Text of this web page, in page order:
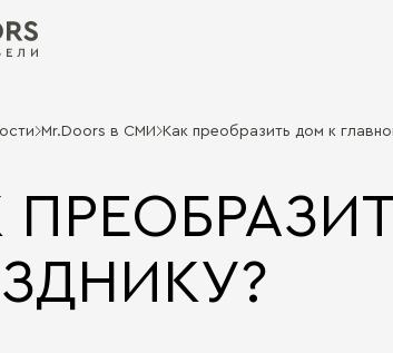
Mr.Doors в СМИ Как преобразить дом к